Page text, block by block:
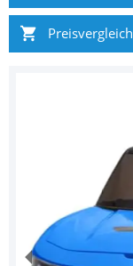
Preisvergleich